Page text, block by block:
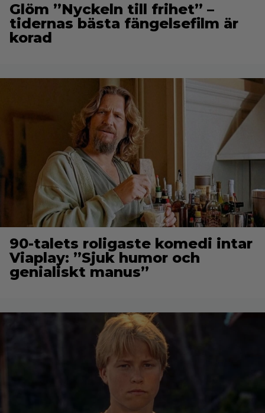
Glöm ”Nyckeln till frihet” –
tidernas bästa fängelsefilm är
korad
90-talets roligaste komedi intar
Viaplay: ”Sjuk humor och
genialiskt manus”